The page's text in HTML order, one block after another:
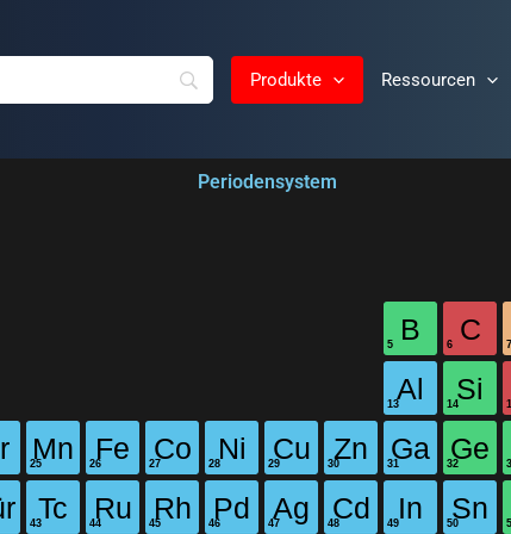
Produkte Ressourcen
Periodensystem
B C
Al Si
Mn Fe Co Ni Cu Zn Ga Ge
Tc Ru Rh Pd Ag Cd In Sn